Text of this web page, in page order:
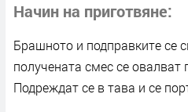
Начин на приготвяне
Брашното и подправките се
получената смес се овалват
Подреждат се в тава и се